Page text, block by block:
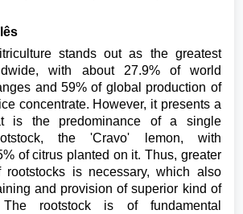
stands out as the greatest
with about 27.9% of world
and 59% of global production of
concentrate. However, it presents a
is the predominance of a single
the 'Cravo' lemon, with
of citrus planted on it. Thus, greater
rootstocks is necessary, which also
and provision of superior kind of
rootstock is of fundamental